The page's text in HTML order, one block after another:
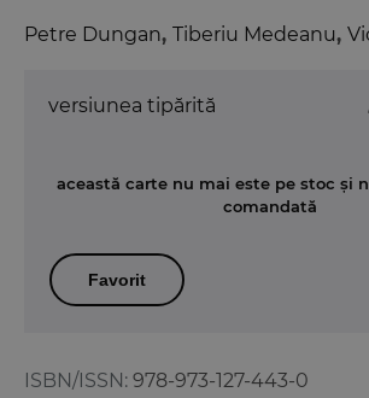
Petre Dungan, Tiberiu Medeanu,
ISBN/ISSN: 978-973-127-443-0
versiunea tipărită
această carte nu mai este pe stoc și
comandată
Favorit